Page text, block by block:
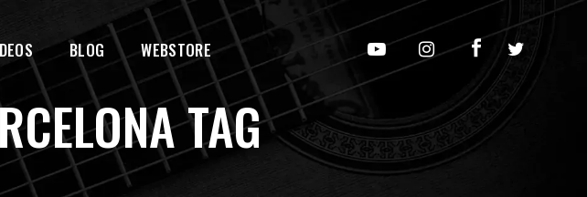
BLOG WEBSTORE
TAG